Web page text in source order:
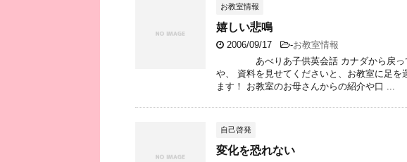
お教室情報
嬉しい悲鳴
2006/09/17 -お教室情報
あべりあ子供英会話 カナダから戻って
や、 資料を見せてくださいと、お教室に足
ます！ お教室のお母さんからの紹介や口 ...
自己啓発
変化を恐れない